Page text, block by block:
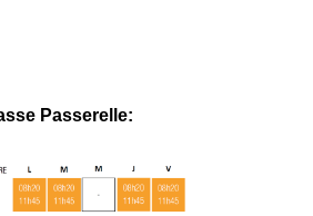
Passerelle: